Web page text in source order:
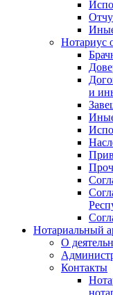
Нотариус
и
Нотариальный
О
Контакты